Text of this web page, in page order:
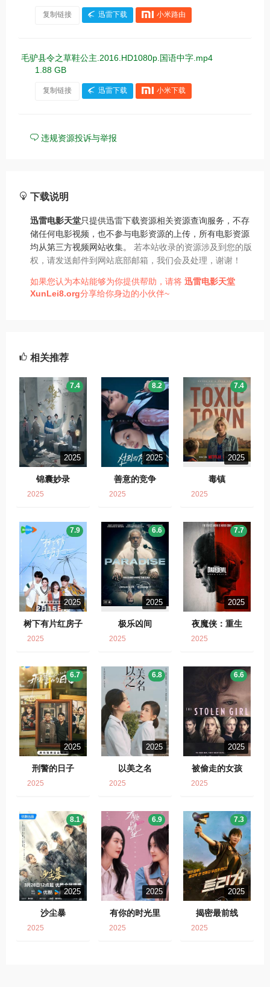
复制链接 迅雷下载 小米路由
毛驴县令之草鞋公主.2016.HD1080p.国语中字.mp4
1.88 GB
复制链接 迅雷下载 小米下载
违规资源投诉与举报
下载说明
迅雷电影天堂只提供迅雷下载资源相关资源查询服务，不存
储任何电影视频，也不参与电影资源的上传，所有电影资源
均从第三方视频网站收集。 若本站收录的资源涉及到您的版
权，请发送邮件到网站底部邮箱，我们会及处理，谢谢！
如果您认为本站能够为你提供帮助，请将 迅雷电影天堂
XunLei8.org分享给你身边的小伙伴~
相关推荐
2025
锦囊妙录
7.4
2025
2025
善意的竞争
8.2
2025
2025
毒镇
7.4
2025
2025
树下有片红房子
7.9
2025
2025
极乐凶间
6.6
2025
2025
夜魔侠：重生
7.7
2025
2025
刑警的日子
6.7
2025
2025
以美之名
6.8
2025
2025
被偷走的女孩
6.6
2025
2025
沙尘暴
8.1
2025
2025
有你的时光里
6.9
2025
2025
揭密最前线
7.3
2025